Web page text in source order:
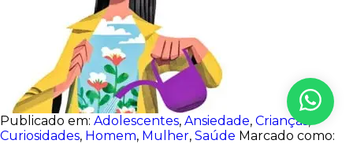
Publicado em: Adolescentes, Ansiedade, Crianças,
Curiosidades, Homem, Mulher, Saúde Marcado como: